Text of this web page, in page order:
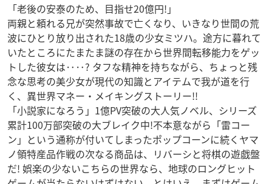
「老後の安泰のため、目指せ20億円!」
両親と頼れる兄が突然事故で亡くなり、いきなり世間の荒
波にひとり放り出された18歳の少女ミツハ。途方に暮れて
いたところにたまたま謎の存在から世界間転移能力をゲッ
トした彼女は‥‥? タフな精神を持ちながら、ちょっと残
念な思考の美少女が現代の知識とアイテムで我が道を行
く、異世界マネー・メイキングストーリー!!
「小説家になろう」1億PV突破の大人気ノベル、シリーズ
累計100万部突破の大ブレイク中!不本意ながら「雷コー
ン」という通称が付いてしまったポップコーンに続くヤマ
ノ領特産品作戦の次なる商品は、リバーシと将棋の遊戯盤
だ! 娯楽の少ないこちらの世界なら、地球のロングヒット